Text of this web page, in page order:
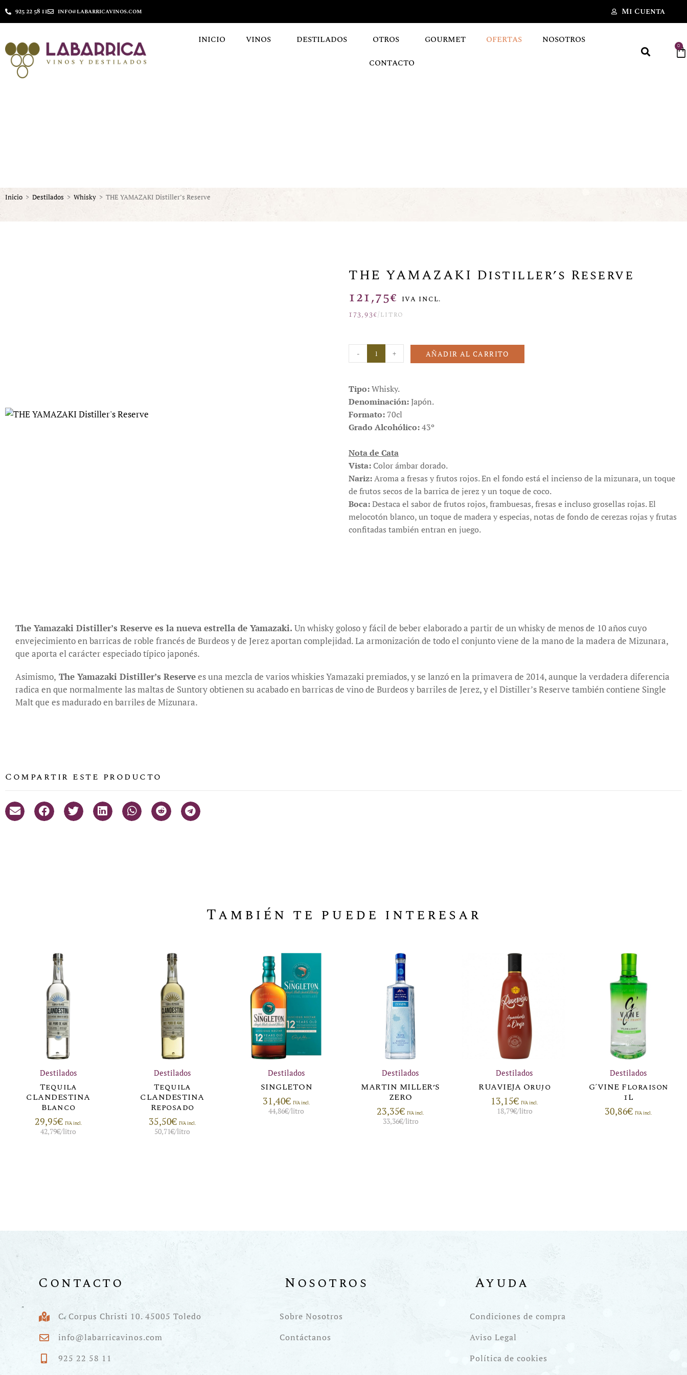
925 22 58 11 info@labarricavinos.com Mi Cuenta
INICIO VINOS DESTILADOS OTROS GOURMET OFERTAS
NOSOTROS
CONTACTO
0
Inicio > Destilados > Whisky > THE YAMAZAKI Distiller’s Reserve
THE YAMAZAKI Distiller’s Reserve
121,75€ IVA INCL.
173,93€/litro
- + AÑADIR AL CARRITO
Tipo:Whisky.
Denominación:Japón.
Formato: 70cl
Grado Alcohólico:43º
Nota de Cata
Vista: Color ámbar dorado.
Nariz:Aroma a fresas y frutos rojos. En el fondo está el incienso de la mizunara, un toque
de frutos secos de la barrica de jerez y un toque de coco.
Boca:Destaca el sabor de frutos rojos, frambuesas, fresas e incluso grosellas rojas. El
melocotón blanco, un toque de madera y especias, notas de fondo de cerezas rojas y frutas
confitadas también entran en juego.
The Yamazaki Distiller’s Reserve es la nueva estrella de Yamazaki. Un whisky goloso y fácil de beber elaborado a partir de un whisky de menos de 10 años cuyo
envejecimiento en barricas de roble francés de Burdeos y de Jerez aportan complejidad. La armonización de todo el conjunto viene de la mano de la madera de Mizunara,
que aporta el carácter especiado típico japonés.
Asimismo, The Yamazaki Distiller’s Reservees una mezcla de varios whiskies Yamazaki premiados, y se lanzó en la primavera de 2014, aunque la verdadera diferencia
radica en que normalmente las maltas de Suntory obtienen su acabado en barricas de vino de Burdeos y barriles de Jerez, y el Distiller’s Reserve también contiene Single
Malt que es madurado en barriles de Mizunara.
Compartir este producto
También te puede interesar
Destilados
Tequila
CLANDESTINA
Blanco
29,95€ IVA incl.
42,79€/litro
Destilados
Tequila
CLANDESTINA
Reposado
35,50€ IVA incl.
50,71€/litro
Destilados
SINGLETON
31,40€ IVA incl.
44,86€/litro
Destilados
MARTIN MILLER’S
ZERO
23,35€ IVA incl.
33,36€/litro
Destilados
RUAVIEJA Orujo
13,15€ IVA incl.
18,79€/litro
Destilados
G´VINE Floraison
1L
30,86€ IVA incl.
Contacto
C. Corpus Christi 10. 45005 Toledo
info@labarricavinos.com
925 22 58 11
Nosotros
Sobre Nosotros
Contáctanos
Ayuda
Condiciones de compra
Aviso Legal
Política de cookies